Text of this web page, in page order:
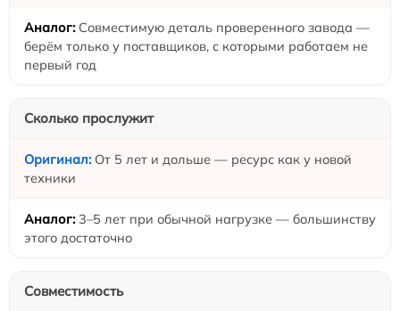
Совместимую деталь проверенного завода —
берём только у поставщиков, с которыми работаем не
первый год
Сколько прослужит
От 5 лет и дольше — ресурс как у новой
техники
3–5 лет при обычной нагрузке — большинству
этого достаточно
Совместимость